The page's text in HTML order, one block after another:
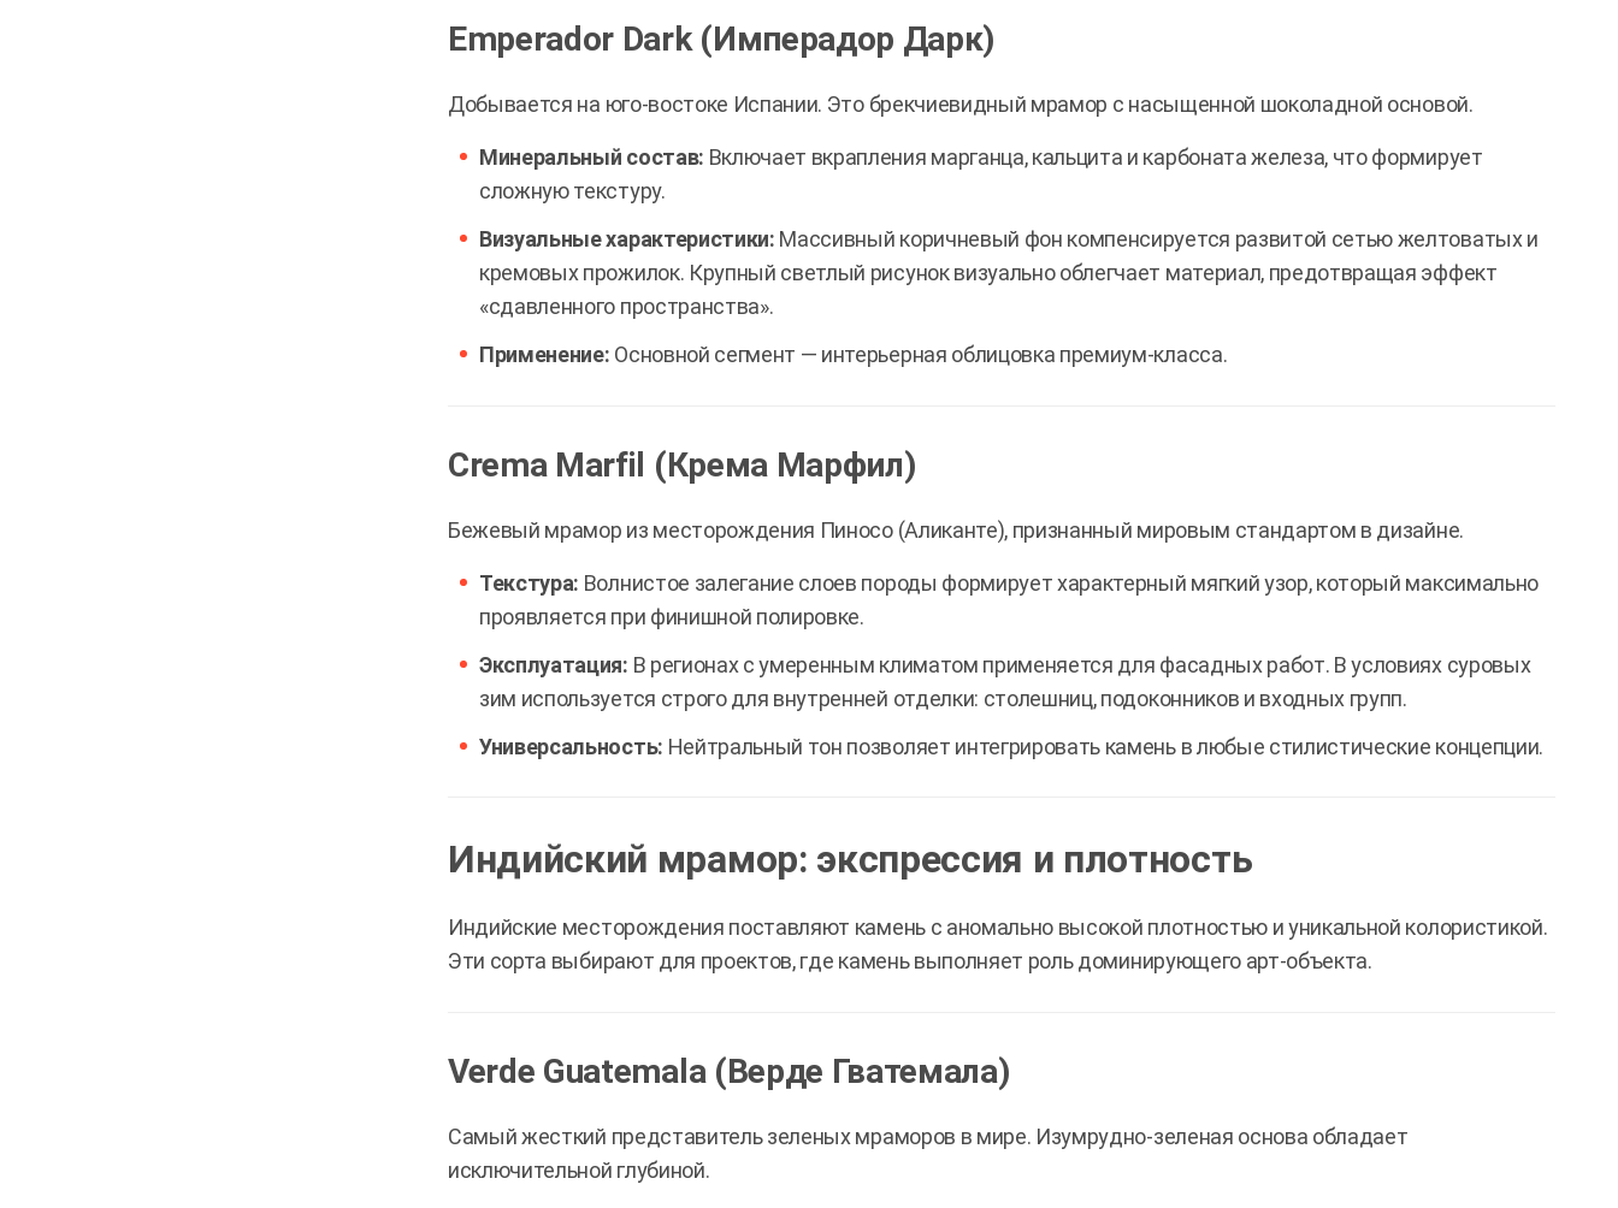
Emperador Dark (Имперадор Дарк)
Добывается на юго-востоке Испании. Это брекчиевидный мрамор с насыщенной шоколадной основой.
Минеральный состав: Включает вкрапления марганца, кальцита и карбоната железа, что формирует
сложную текстуру.
Визуальные характеристики: Массивный коричневый фон компенсируется развитой сетью желтоватых и
кремовых прожилок. Крупный светлый рисунок визуально облегчает материал, предотвращая эффект
«сдавленного пространства».
Применение: Основной сегмент — интерьерная облицовка премиум-класса.
Crema Marfil (Крема Марфил)
Бежевый мрамор из месторождения Пиносо (Аликанте), признанный мировым стандартом в дизайне.
Текстура: Волнистое залегание слоев породы формирует характерный мягкий узор, который максимально
проявляется при финишной полировке.
Эксплуатация: В регионах с умеренным климатом применяется для фасадных работ. В условиях суровых
зим используется строго для внутренней отделки: столешниц, подоконников и входных групп.
Универсальность: Нейтральный тон позволяет интегрировать камень в любые стилистические концепции.
Индийский мрамор: экспрессия и плотность
Индийские месторождения поставляют камень с аномально высокой плотностью и уникальной колористикой.
Эти сорта выбирают для проектов, где камень выполняет роль доминирующего арт-объекта.
Verde Guatemala (Верде Гватемала)
Самый жесткий представитель зеленых мраморов в мире. Изумрудно-зеленая основа обладает
исключительной глубиной.